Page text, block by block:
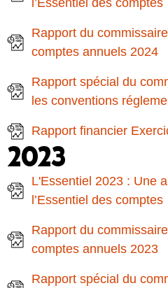
l’Essentiel des comptes
Rapport du
comptes annuels 2024
Rapport spécial du
les conventions
Rapport financier
2023
L'Essentiel 2023 : Une
l’Essentiel des comptes
Rapport du
comptes annuels 2023
Rapport spécial du